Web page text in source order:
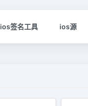
ios签名工具 ios源